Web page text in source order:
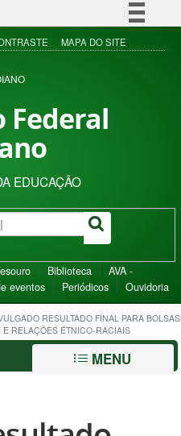
Simplifique!
Acesso à informação
MAPA DO SITE
EDUCAÇÃO
Biblioteca
AVA -
eventos Periódicos Ouvidoria
RESULTADO FINAL PARA BOLSAS
RELAÇÕES ÉTNICO-RACIAIS
MENU